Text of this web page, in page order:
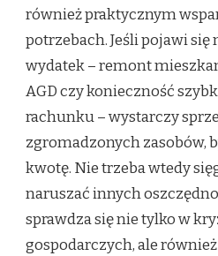
również praktycznym
potrzebach. Jeśli pojawi
wydatek – remont
AGD czy konieczność
rachunku – wystarczy
zgromadzonych zasobów,
kwotę. Nie trzeba wtedy
naruszać innych
sprawdza się nie tylko w
gospodarczych, ale